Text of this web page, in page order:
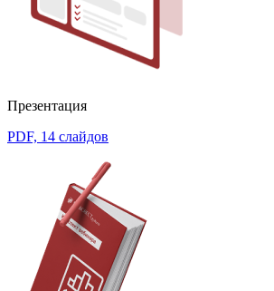
Презентация
PDF, 14 слайдов